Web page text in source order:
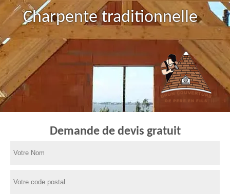
Charpente traditionnelle
Demande de devis gratuit